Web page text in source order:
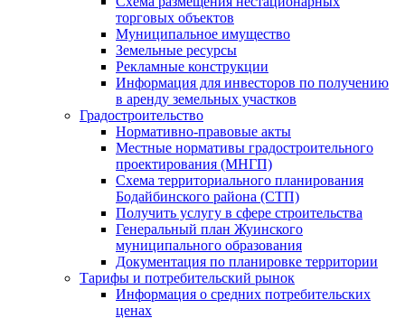
торговых объектов
Муниципальное имущество
Земельные ресурсы
Рекламные конструкции
Информация для инвесторов по получению
в аренду земельных участков
Градостроительство
Нормативно-правовые акты
Местные нормативы градостроительного
проектирования (МНГП)
Схема территориального планирования
Бодайбинского района (СТП)
Получить услугу в сфере строительства
Генеральный план Жуинского
муниципального образования
Документация по планировке территории
Тарифы и потребительский рынок
Информация о средних потребительских
ценах